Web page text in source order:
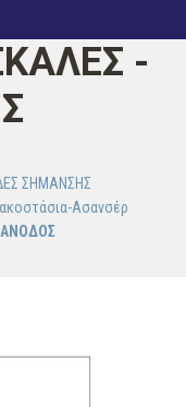
-
ΣΗΜΑΝΣΗΣ
Ασανσέρ
ΑΝΟΔΟΣ